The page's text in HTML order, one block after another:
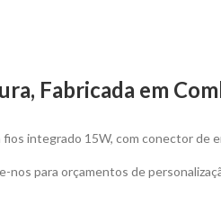
Fabricada em
integrado 15W, com conector de
para orçamentos de